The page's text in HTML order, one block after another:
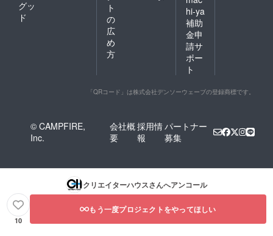
グッ
ド
ト
の
広
め
方
hi-ya
補助
金申
請サ
ポー
ト
「QRコード」は株式会社デンソーウェーブの登録商標です。
© CAMPFIRE,
Inc.
会社概
要
採用情
報
パートナー
募集
クリエイターハウスさんへアンコール
10
もう一度プロジェクトをやってほしい